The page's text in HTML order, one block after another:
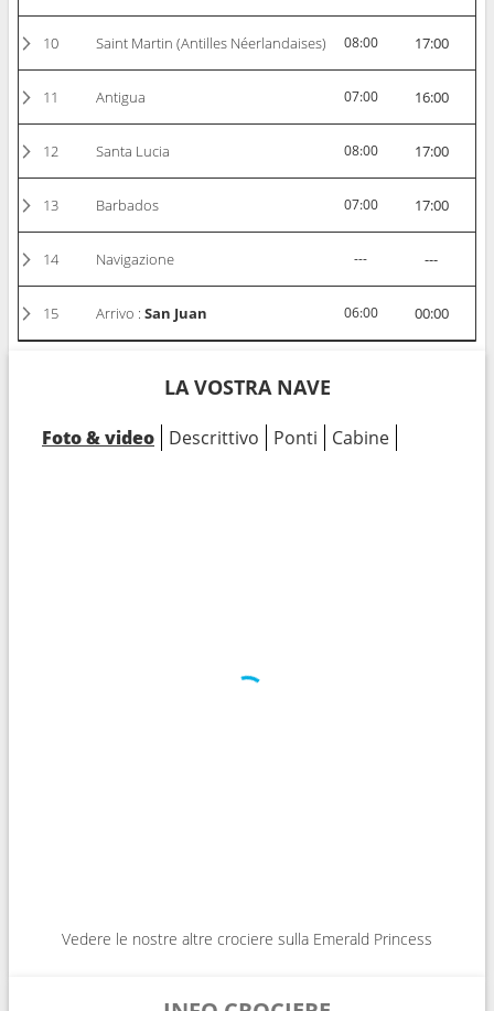
10 Saint Martin (Antilles Néerlandaises) 08:00 17:00
11 Antigua 07:00 16:00
12 Santa Lucia 08:00 17:00
13 Barbados 07:00 17:00
14 Navigazione --- ---
15 Arrivo :San Juan 06:00 00:00
LA VOSTRA NAVE
Foto & video Descrittivo Ponti Cabine
Vedere le nostre altre crociere sulla Emerald Princess